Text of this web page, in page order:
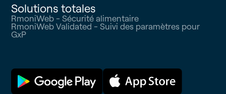
Solutions totales
RmoniWeb - Sécurité alimentaire
RmoniWeb Validated - Suivi des paramètres pour
GxP